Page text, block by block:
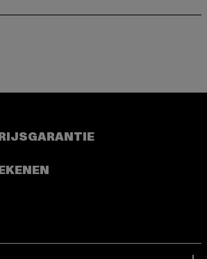
page:page:
our YouTube channel: